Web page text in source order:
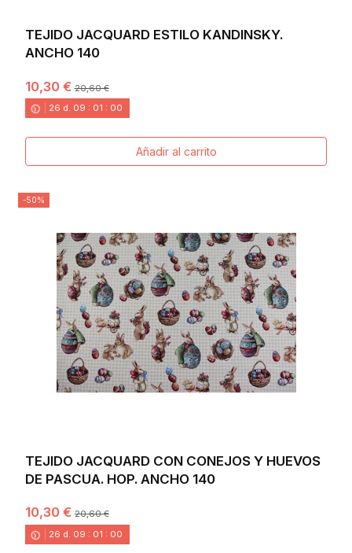
TEJIDO JACQUARD ESTILO KANDINSKY.
ANCHO 140
10,30 €20,60 €
26 d. 09 : 00 :58
Añadir al carrito
-50%
TEJIDO JACQUARD CON CONEJOS Y HUEVOS
DE PASCUA. HOP. ANCHO 140
10,30 €20,60 €
26 d. 09 : 00 :58